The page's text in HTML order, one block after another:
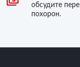
обсудите
похорон.